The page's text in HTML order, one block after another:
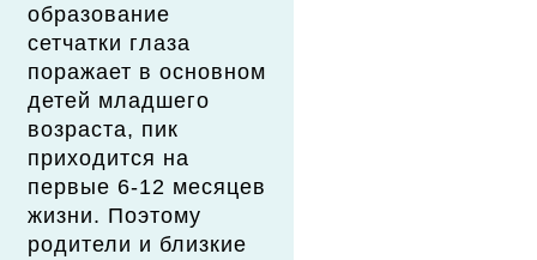
образование
сетчатки глаза
поражает в основном
детей младшего
возраста, пик
приходится на
первые 6-12 месяцев
жизни. Поэтому
родители и близкие